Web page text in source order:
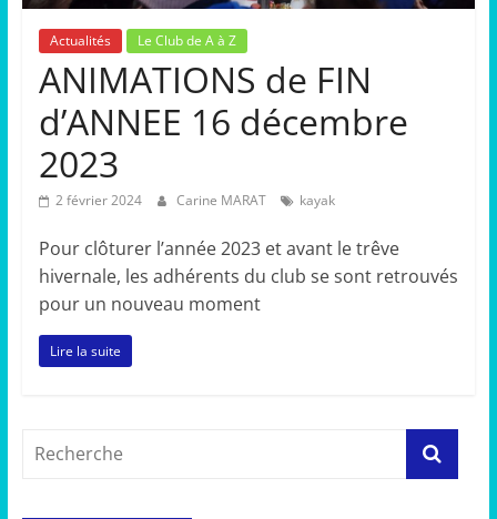
Actualités Le Club de A à Z
ANIMATIONS de FIN
d’ANNEE 16 décembre
2023
2 février 2024 Carine MARAT kayak
Pour clôturer l’année 2023 et avant le trêve
hivernale, les adhérents du club se sont retrouvés
pour un nouveau moment
Lire la suite